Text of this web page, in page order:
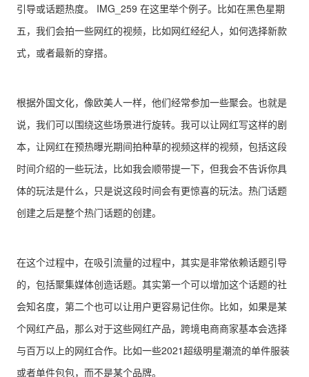
引导或话题热度。 IMG_259 在这里举个例子。比如在黑色星期
五，我们会拍一些网红的视频，比如网红经纪人，如何选择新款
式，或者最新的穿搭。
根据外国文化，像欧美人一样，他们经常参加一些聚会。也就是
说，我们可以围绕这些场景进行旋转。我可以让网红写这样的剧
本，让网红在预热曝光期间拍种草的视频这样的视频，包括这段
时间介绍的一些玩法，比如我会顺带提一下，但我会不告诉你具
体的玩法是什么，只是说这段时间会有更惊喜的玩法。热门话题
创建之后是整个热门话题的创建。
在这个过程中，在吸引流量的过程中，其实是非常依赖话题引导
的，包括聚集媒体创造话题。其实第一个可以增加这个话题的社
会知名度，第二个也可以让用户更容易记住你。比如，如果是某
个网红产品，那么对于这些网红产品，跨境电商商家基本会选择
与百万以上的网红合作。比如一些2021超级明星潮流的单件服装
或者单件包包，而不是某个品牌。